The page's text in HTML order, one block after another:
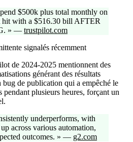
$500k plus total monthly on
hit with a $516.30 bill AFTER
» — trustpilot.com
signalés récemment
de 2024-2025 mentionnent des
générant des résultats
bug de publication qui a empêché le
pendant plusieurs heures, forçant un
underperforms, with
across various automation,
outcomes. » — g2.com